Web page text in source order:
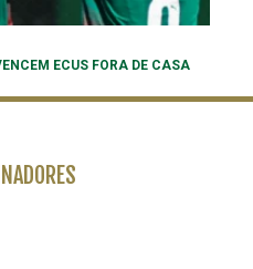
ECUS FORA DE CASA